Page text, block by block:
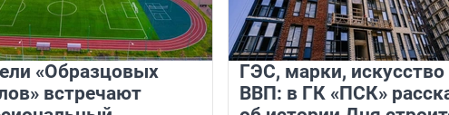
«Образцовых
встречают
ГЭС, марки, искусство
ВВП: в ГК «ПСК»